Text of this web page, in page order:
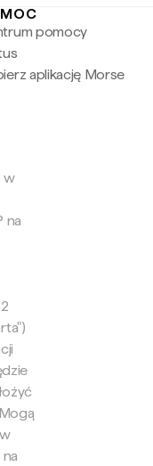
pomocy
aplikację Morse
w
na